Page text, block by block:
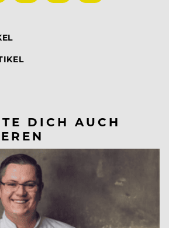
DICH AUCH